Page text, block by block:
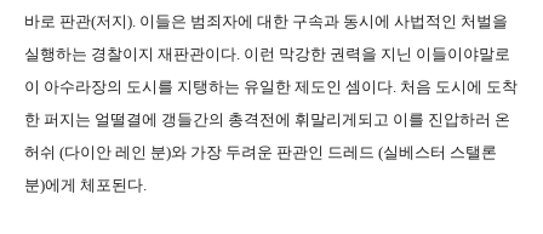
바로 판관(저지). 이들은 범죄자에 대한 구속과 동시에 사법적인 처벌을
실행하는 경찰이지 재판관이다. 이런 막강한 권력을 지닌 이들이야말로
이 아수라장의 도시를 지탱하는 유일한 제도인 셈이다. 처음 도시에 도착
한 퍼지는 얼떨결에 갱들간의 총격전에 휘말리게되고 이를 진압하러 온
허쉬 (다이안 레인 분)와 가장 두려운 판관인 드레드 (실베스터 스탤론
분)에게 체포된다.